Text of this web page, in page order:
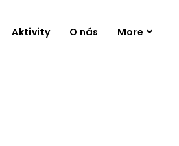
Aktivity O nás More